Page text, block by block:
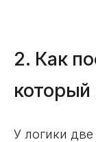
2. Как
У логики